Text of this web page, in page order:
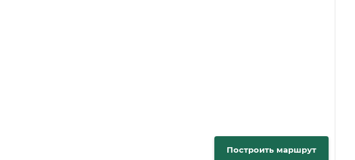
Построить маршрут